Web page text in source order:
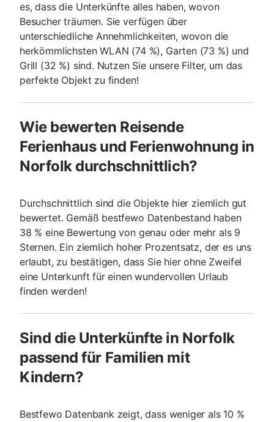
es, dass die Unterkünfte alles haben, wovon
Besucher träumen. Sie verfügen über
unterschiedliche Annehmlichkeiten, wovon die
herkömmlichsten WLAN (74 %), Garten (73 %) und
Grill (32 %) sind. Nutzen Sie unsere Filter, um das
perfekte Objekt zu finden!
Wie bewerten Reisende
Ferienhaus und Ferienwohnung in
Norfolk durchschnittlich?
Durchschnittlich sind die Objekte hier ziemlich gut
bewertet. Gemäß bestfewo Datenbestand haben
38 % eine Bewertung von genau oder mehr als 9
Sternen. Ein ziemlich hoher Prozentsatz, der es uns
erlaubt, zu bestätigen, dass Sie hier ohne Zweifel
eine Unterkunft für einen wundervollen Urlaub
finden werden!
Sind die Unterkünfte in Norfolk
passend für Familien mit
Kindern?
Bestfewo Datenbank zeigt, dass weniger als 10 %